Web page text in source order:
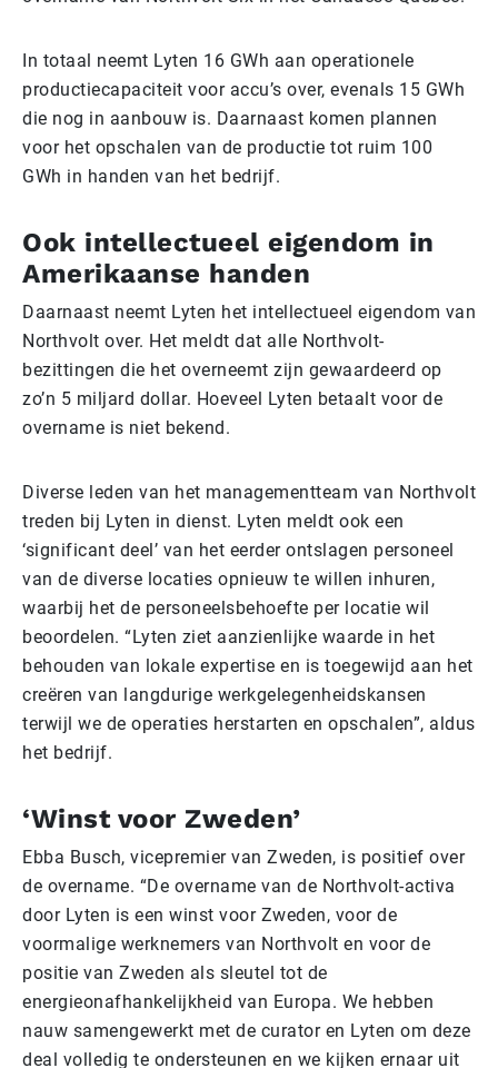
In totaal neemt Lyten 16 GWh aan operationele
productiecapaciteit voor accu’s over, evenals 15 GWh
die nog in aanbouw is. Daarnaast komen plannen
voor het opschalen van de productie tot ruim 100
GWh in handen van het bedrijf.
Ook intellectueel eigendom in
Amerikaanse handen
Daarnaast neemt Lyten het intellectueel eigendom van
Northvolt over. Het meldt dat alle Northvolt-
bezittingen die het overneemt zijn gewaardeerd op
zo’n 5 miljard dollar. Hoeveel Lyten betaalt voor de
overname is niet bekend.
Diverse leden van het managementteam van Northvolt
treden bij Lyten in dienst. Lyten meldt ook een
‘significant deel’ van het eerder ontslagen personeel
van de diverse locaties opnieuw te willen inhuren,
waarbij het de personeelsbehoefte per locatie wil
beoordelen. “Lyten ziet aanzienlijke waarde in het
behouden van lokale expertise en is toegewijd aan het
creëren van langdurige werkgelegenheidskansen
terwijl we de operaties herstarten en opschalen”, aldus
het bedrijf.
‘Winst voor Zweden’
Ebba Busch, vicepremier van Zweden, is positief over
de overname. “De overname van de Northvolt-activa
door Lyten is een winst voor Zweden, voor de
voormalige werknemers van Northvolt en voor de
positie van Zweden als sleutel tot de
energieonafhankelijkheid van Europa. We hebben
nauw samengewerkt met de curator en Lyten om deze
deal volledig te ondersteunen en we kijken ernaar uit